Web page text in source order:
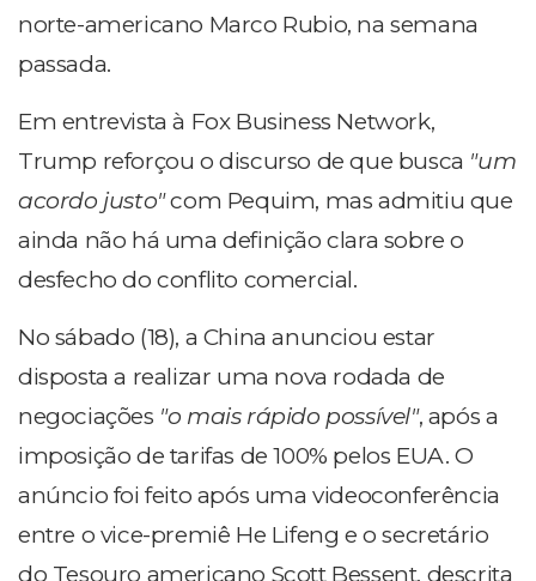
norte-americano Marco Rubio, na semana
passada.
Em entrevista à Fox Business Network,
Trump reforçou o discurso de que busca "um
acordo justo"com Pequim, mas admitiu que
ainda não há uma definição clara sobre o
desfecho do conflito comercial.
No sábado (18), a China anunciou estar
disposta a realizar uma nova rodada de
negociações "o mais rápido possível", após a
imposição de tarifas de 100% pelos EUA. O
anúncio foi feito após uma videoconferência
entre o vice-premiê He Lifeng e o secretário
do Tesouro americano Scott Bessent, descrita